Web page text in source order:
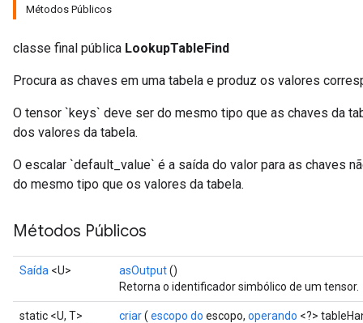
Métodos Públicos
classe final pública LookupTableFind
Procura as chaves em uma tabela e produz os valores
O tensor `keys` deve ser do mesmo tipo que as chaves da
dos valores da tabela.
O escalar `default_value` é a saída do valor para as chaves
do mesmo tipo que os valores da tabela.
Métodos Públicos
Saída <U> asOutput()
Retorna o identificador simbólico de um tensor.
static <U, T>
criar( escopo do escopo, operando <?>